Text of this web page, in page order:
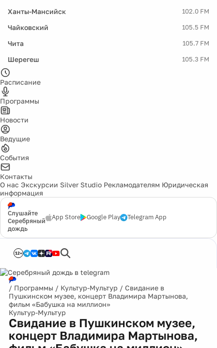
Ханты-Мансийск 102.0 FM
Чайковский 105.5 FM
Чита 105.7 FM
Шерегеш 105.3 FM
Расписание
Программы
Новости
Ведущие
События
Контакты
О нас Экскурсии Silver Studio Рекламодателям Юридическая
информация
Слушайте
Серебряный
дождь
App Store Google Play Telegram App
12+
/ Программы / Культур-Мультур / Свидание в
Пушкинском музее, концерт Владимира Мартынова,
фильм «Бабушка на миллион»
Культур-Мультур
Свидание в Пушкинском музее,
концерт Владимира Мартынова,